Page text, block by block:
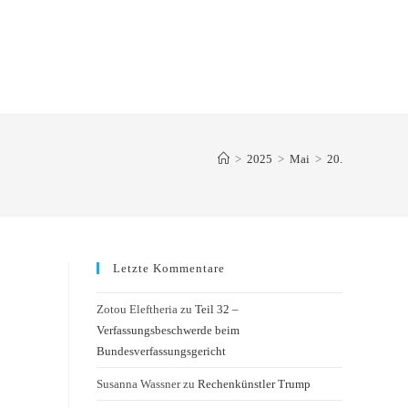
> 2025 > Mai > 20.
Letzte Kommentare
Zotou Eleftheria zu Teil 32 –
Verfassungsbeschwerde beim
Bundesverfassungsgericht
Susanna Wassnerzu Rechenkünstler Trump